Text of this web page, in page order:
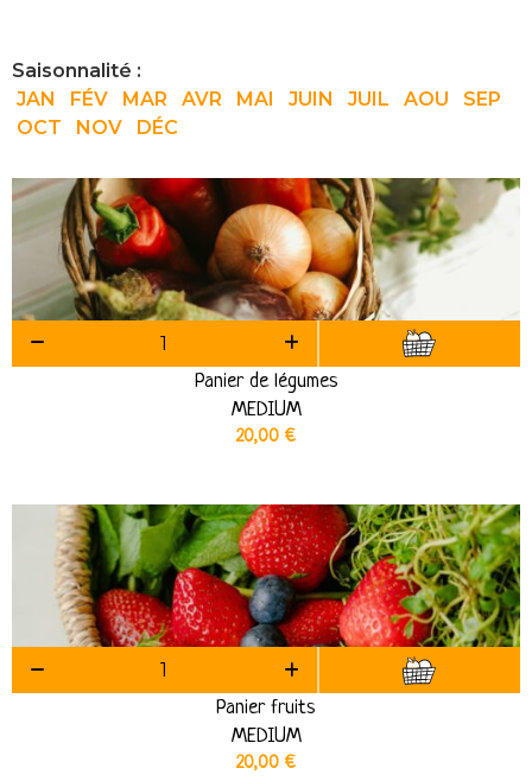
Saisonnalité :
JAN
FÉV MAR AVR MAI JUIN JUIL AOU
SEP
OCT
NOV DÉC
Panier de légumes
MEDIUM
20,00 €
Panier fruits
MEDIUM
20,00 €